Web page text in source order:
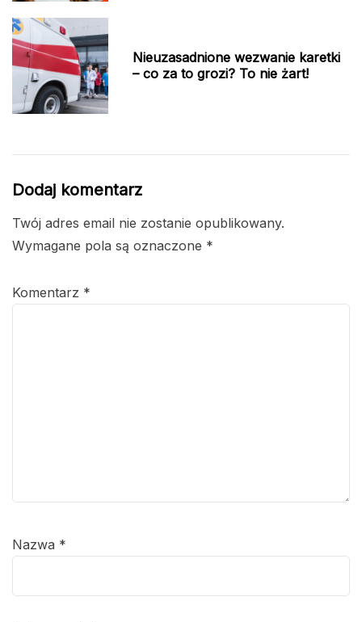
Nieuzasadnione wezwanie karetki
– co za to grozi? To nie żart!
Dodaj komentarz
Twój adres email nie zostanie opublikowany.
Wymagane pola są oznaczone *
Komentarz *
Nazwa *